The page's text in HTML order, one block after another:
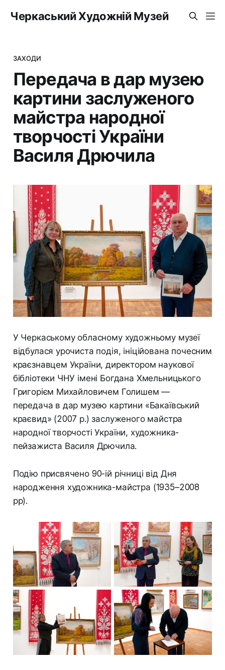
Черкаський Художній Музей
ЗАХОДИ
Передача в дар музею
картини заслуженого
майстра народної
творчості України
Василя Дрючила
У Черкаському обласному художньому музеї
відбулася урочиста подія, ініційована почесним
краєзнавцем України, директором наукової
бібліотеки ЧНУ імені Богдана Хмельницького
Григорієм Михайловичем Голишем —
передача в дар музею картини «Бакаївський
краєвид» (2007 р.) заслуженого майстра
народної творчості України, художника-
пейзажиста Василя Дрючила.
Подію присвячено 90-ій річниці від Дня
народження художника-майстра (1935–2008
рр).